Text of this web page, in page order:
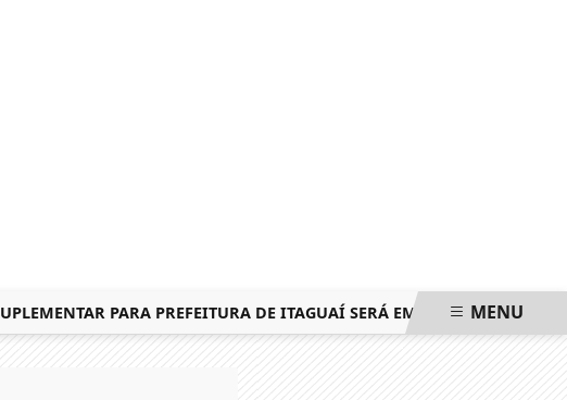
PARA PREFEITURA DE ITAGUAÍ SERÁ EM 25 DE OUTUBRO,
MENU